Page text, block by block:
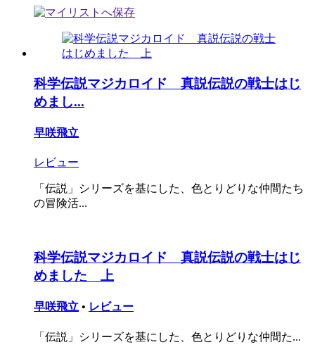
科学伝説マジカロイド 真説伝説の戦士はじ
めまし...
早咲飛立
レビュー
「伝説」シリーズを基にした、色とりどりな仲間たち
の冒険活...
科学伝説マジカロイド 真説伝説の戦士はじ
めました 上
早咲飛立 • レビュー
「伝説」シリーズを基にした、色とりどりな仲間た...